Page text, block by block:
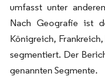
umfasst unter
Nach Geografie ist
Königreich,
segmentiert. Der
genannten Segmente.